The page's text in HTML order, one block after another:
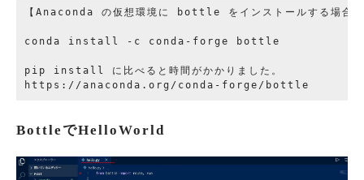
【Anaconda の仮想環境に bottle をインストールする場合】
conda install -c conda-forge bottle
pip install に比べると時間がかかりました。
BottleでHelloWorld